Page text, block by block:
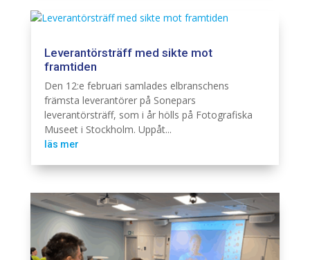
Leverantörsträff med sikte mot
framtiden
Den 12:e februari samlades elbranschens
främsta leverantörer på Sonepars
leverantörsträff, som i år hölls på Fotografiska
Museet i Stockholm. Uppåt...
läs mer